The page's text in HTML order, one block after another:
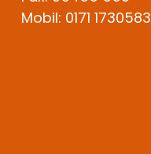
Mobil: 0171 1730583